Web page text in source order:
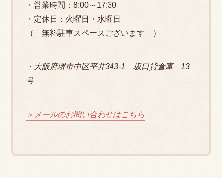
・営業時間：8:00～17:30
・定休日：火曜日・水曜日
（ 無料駐車スペースございます ）
・大阪府堺市中区平井343-1 坂口貸倉庫 13
号
＞メールのお問い合わせはこちら